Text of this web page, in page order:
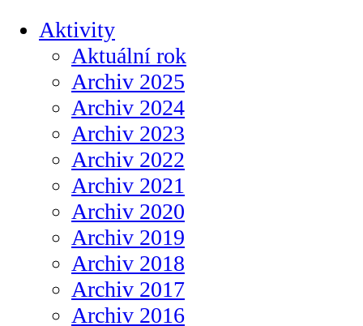
Aktivity
Aktuální rok
Archiv 2025
Archiv 2024
Archiv 2023
Archiv 2022
Archiv 2021
Archiv 2020
Archiv 2019
Archiv 2018
Archiv 2017
Archiv 2016